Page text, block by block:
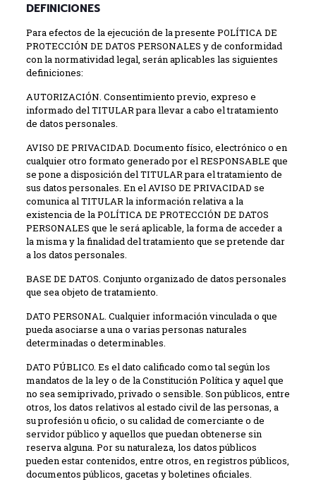
DEFINICIONES
Para efectos de la ejecución de la presente POLÍTICA DE
PROTECCIÓN DE DATOS PERSONALES y de conformidad
con la normatividad legal, serán aplicables las siguientes
definiciones:
AUTORIZACIÓN. Consentimiento previo, expreso e
informado del TITULAR para llevar a cabo el tratamiento
de datos personales.
AVISO DE PRIVACIDAD. Documento físico, electrónico o en
cualquier otro formato generado por el RESPONSABLE que
se pone a disposición del TITULAR para el tratamiento de
sus datos personales. En el AVISO DE PRIVACIDAD se
comunica al TITULAR la información relativa a la
existencia de la POLÍTICA DE PROTECCIÓN DE DATOS
PERSONALES que le será aplicable, la forma de acceder a
la misma y la finalidad del tratamiento que se pretende dar
a los datos personales.
BASE DE DATOS. Conjunto organizado de datos personales
que sea objeto de tratamiento.
DATO PERSONAL. Cualquier información vinculada o que
pueda asociarse a una o varias personas naturales
determinadas o determinables.
DATO PÚBLICO. Es el dato calificado como tal según los
mandatos de la ley o de la Constitución Política y aquel que
no sea semiprivado, privado o sensible. Son públicos, entre
otros, los datos relativos al estado civil de las personas, a
su profesión u oficio, o su calidad de comerciante o de
servidor público y aquellos que puedan obtenerse sin
reserva alguna. Por su naturaleza, los datos públicos
pueden estar contenidos, entre otros, en registros públicos,
documentos públicos, gacetas y boletines oficiales.